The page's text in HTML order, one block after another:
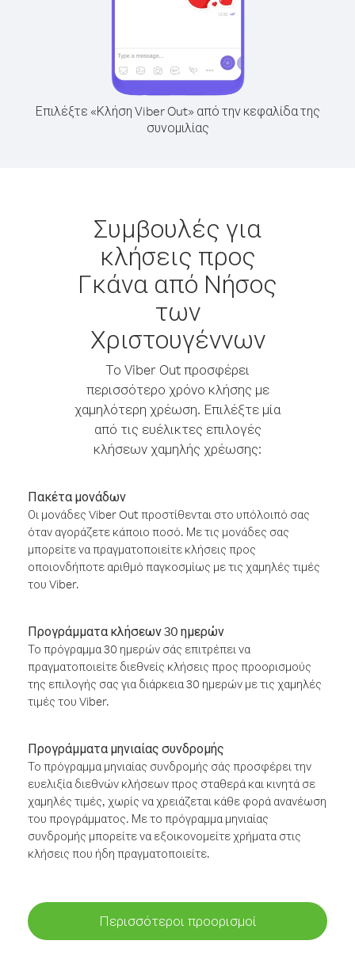
Επιλέξτε «Κλήση Viber Out» από την κεφαλίδα της
συνομιλίας
Συμβουλές για
κλήσεις προς
Γκάνα από Νήσος
των
Χριστουγέννων
Το Viber Out προσφέρει
περισσότερο χρόνο κλήσης με
χαμηλότερη χρέωση. Επιλέξτε μία
από τις ευέλικτες επιλογές
κλήσεων χαμηλής χρέωσης:
Πακέτα μονάδων
Οι μονάδες Viber Out προστίθενται στο υπόλοιπό σας
όταν αγοράζετε κάποιο ποσό. Με τις μονάδες σας
μπορείτε να πραγματοποιείτε κλήσεις προς
οποιονδήποτε αριθμό παγκοσμίως με τις χαμηλές τιμές
του Viber.
Προγράμματα κλήσεων 30 ημερών
Το πρόγραμμα 30 ημερών σάς επιτρέπει να
πραγματοποιείτε διεθνείς κλήσεις προς προορισμούς
της επιλογής σας για διάρκεια 30 ημερών με τις χαμηλές
τιμές του Viber.
Προγράμματα μηνιαίας συνδρομής
Το πρόγραμμα μηνιαίας συνδρομής σάς προσφέρει την
ευελιξία διεθνών κλήσεων προς σταθερά και κινητά σε
χαμηλές τιμές, χωρίς να χρειάζεται κάθε φορά ανανέωση
του προγράμματος. Με το πρόγραμμα μηνιαίας
συνδρομής μπορείτε να εξοικονομείτε χρήματα στις
κλήσεις που ήδη πραγματοποιείτε.
Περισσότεροι προορισμοί